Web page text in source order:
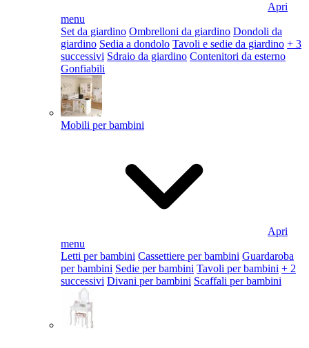
Apri
menu
Set da giardino Ombrelloni da giardino Dondoli da
giardino Sedia a dondolo Tavoli e sedie da giardino + 3
successivi Sdraio da giardino Contenitori da esterno
Gonfiabili
Mobili per bambini
Apri
menu
Letti per bambini Cassettiere per bambini Guardaroba
per bambini Sedie per bambini Tavoli per bambini + 2
successivi Divani per bambini Scaffali per bambini